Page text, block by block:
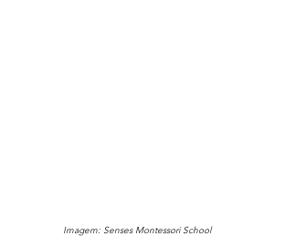
Imagem: Senses Montessori School